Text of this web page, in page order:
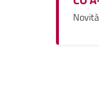
Novità